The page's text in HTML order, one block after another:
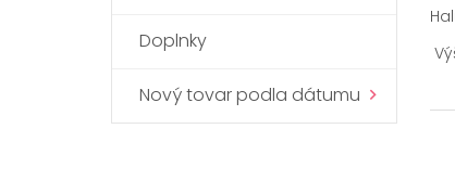
Doplnky
Nový tovar podla dátumu